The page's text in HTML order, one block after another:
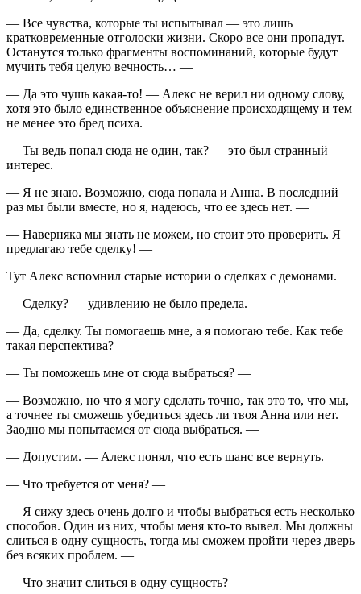
— Все чувства, которые ты испытывал — это лишь
кратковременные отголоски жизни. Скоро все они пропадут.
Останутся только фрагменты воспоминаний, которые будут
мучить тебя целую вечность… —
— Да это чушь какая-то! — Алекс не верил ни одному слову,
хотя это было единственное объяснение происходящему и тем
не менее это бред психа.
— Ты ведь попал сюда не один, так? — это был странный
интерес.
— Я не знаю. Возможно, сюда попала и Анна. В последний
раз мы были вместе, но я, надеюсь, что ее здесь нет. —
— Наверняка мы знать не можем, но стоит это проверить. Я
предлагаю тебе сделку! —
Тут Алекс вспомнил старые истории о сделках с демонами.
— Сделку? — удивлению не было предела.
— Да, сделку. Ты помогаешь мне, а я помогаю тебе. Как тебе
такая перспектива? —
— Ты поможешь мне от сюда выбраться? —
— Возможно, но что я могу сделать точно, так это то, что мы,
а точнее ты сможешь убедиться здесь ли твоя Анна или нет.
Заодно мы попытаемся от сюда выбраться. —
— Допустим. — Алекс понял, что есть шанс все вернуть.
— Что требуется от меня? —
— Я сижу здесь очень долго и чтобы выбраться есть несколько
способов. Один из них, чтобы меня кто-то вывел. Мы должны
слиться в одну сущность, тогда мы сможем пройти через дверь
без всяких проблем. —
— Что значит слиться в одну сущность? —